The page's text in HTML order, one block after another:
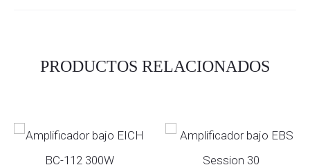
PRODUCTOS RELACIONADOS